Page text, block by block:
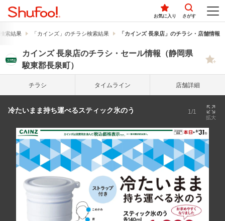
お気に入り さがす
索結果 「カインズ」のチラシ検索結果 「カインズ 長泉店」のチラシ・店舗情報
カインズ 長泉店のチラシ・セール情報（静岡県
駿東郡長泉町）
チラシ タイム ライン 店舗詳細
冷たいまま持ち運べるスティック氷のう 1/1
拡大